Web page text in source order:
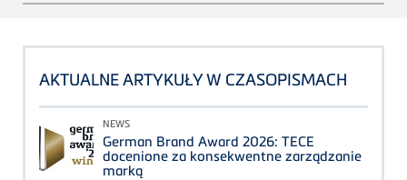
AKTUALNE ARTYKUŁY W CZASOPISMACH
NEWS
German Brand Award 2026: TECE
docenione za konsekwentne zarządzanie
marką